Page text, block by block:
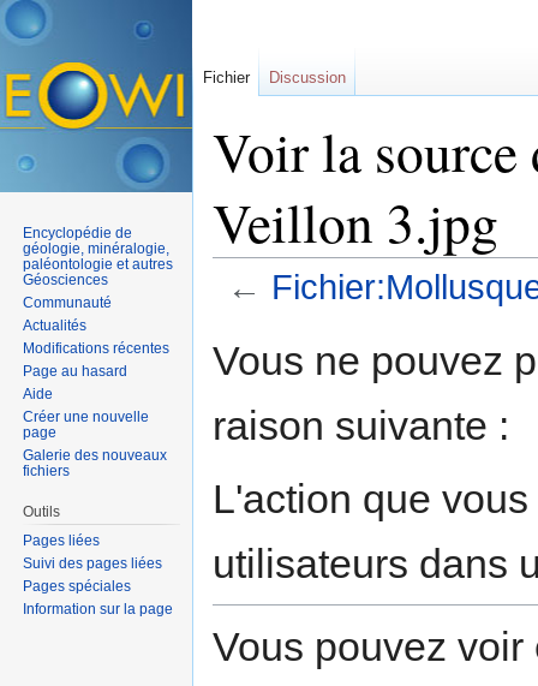
Voir la
Veillon 3.jpg
←
Vous ne pouvez
raison suivante :
L'action que
utilisateurs dans
Vous pouvez
Fichier Discussion
Encyclopédie de
géologie, minéralogie,
paléontologie et autres
Géosciences
Communauté
Actualités
Modifications récentes
Page au hasard
Aide
Créer une nouvelle
page
Galerie des nouveaux
fichiers
Outils
Pages liées
Suivi des pages liées
Pages spéciales
Information sur la page